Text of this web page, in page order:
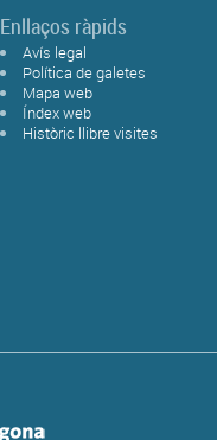
Enllaços ràpids
Avís legal
Política de galetes
Mapa web
Índex web
Històric llibre visites